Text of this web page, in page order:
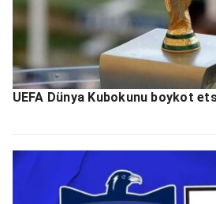
UEFA Dünya Kubokunu boykot